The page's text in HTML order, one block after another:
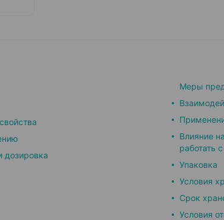
дозировка
Меры
Влияние
работать
Упаковка
Условия
Срок
Условия